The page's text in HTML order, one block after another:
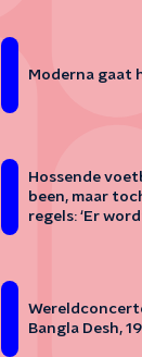
Moderna gaat
Hossende
been, maar
regels: ‘Er
Bangla Desh,